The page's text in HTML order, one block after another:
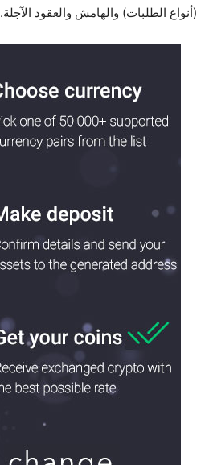
(أنواع الطلبات) والهامش والعقود الآجلة.